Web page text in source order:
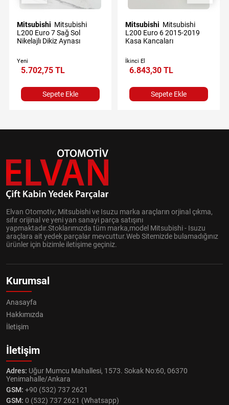
Mitsubishi
L200 Euro 7 Sağ Sol
Nikelajlı Dikiz Aynası
Yeni
5.702,75 TL
Sepete Ekle
Mitsubishi
L200 Euro 6 2015-2019
Kasa Kancaları
İkinci El
6.843,30 TL
Sepete Ekle
Elvan Otomotiv; Mitsubishi ve Isuzu marka araçların orjinal çıkma,
sıfır orijinal ve yeni yan sanayi parça satışını
yapmaktadır.Stoklarımızda tüm marka,model Mitsubishi - Isuzu
araçlara ait yedek parçalar mevcuttur.Web Sitemizde bulamadığınız
ürünler için bizimle iletişime geçiniz.
Kurumsal
Anasayfa
Hakkımızda
İletişim
İletişim
Adres: Uğur Mumcu Mahallesi, 1573. Sokak No:60, 06370
Yenimahalle/Ankara
GSM: +90 (532) 737 2621
GSM: 0 (532) 737 2621 (Whatsapp)